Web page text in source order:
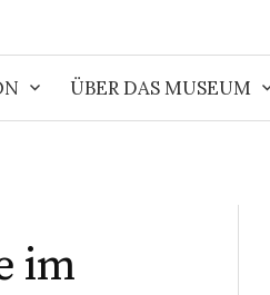
ÜBER DAS MUSEUM
im